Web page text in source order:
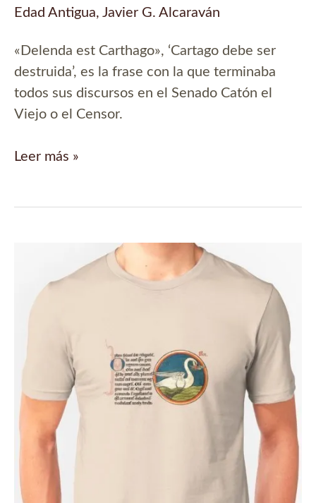
Edad Antigua, Javier G. Alcaraván
«Delenda est Carthago», ‘Cartago debe ser
destruida’, es la frase con la que terminaba
todos sus discursos en el Senado Catón el
Viejo o el Censor.
Delenda
Leer más »